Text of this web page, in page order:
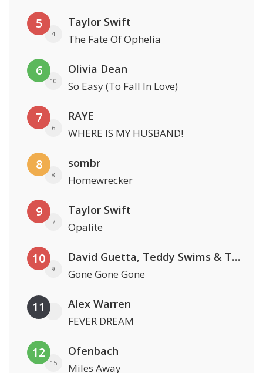
5
4
Taylor Swift
The Fate Of Ophelia
6
10
Olivia Dean
So Easy (To Fall In Love)
7
6
RAYE
WHERE IS MY HUSBAND!
8
8
sombr
Homewrecker
9
7
Taylor Swift
Opalite
10
9
David Guetta, Teddy Swims & Tones And I
Gone Gone Gone
11 Alex Warren
FEVER DREAM
12
15
Ofenbach
Miles Away